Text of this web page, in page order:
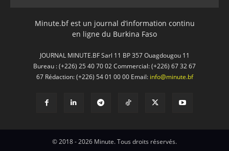
Minute.bf est un journal d’information continu
en ligne du Burkina Faso
JOURNAL MINUTE.BF Sarl 11 BP 357 Ouagdougou 11
Bureau : (+226) 25 40 70 02 Commercial: (+226) 67 32 67
67 Rédaction: (+226) 54 01 00 00 Email: info@minute.bf
© 2018 - 2026 Minute. Tous droits réservés.